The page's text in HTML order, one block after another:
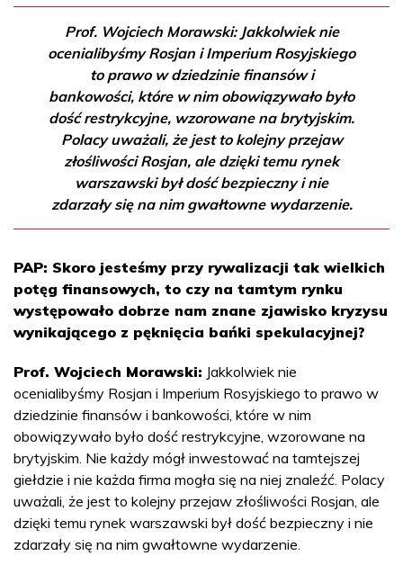
Prof. Wojciech Morawski: Jakkolwiek nie
ocenialibyśmy Rosjan i Imperium Rosyjskiego
to prawo w dziedzinie finansów i
bankowości, które w nim obowiązywało było
dość restrykcyjne, wzorowane na brytyjskim.
Polacy uważali, że jest to kolejny przejaw
złośliwości Rosjan, ale dzięki temu rynek
warszawski był dość bezpieczny i nie
zdarzały się na nim gwałtowne wydarzenie.
PAP: Skoro jesteśmy przy rywalizacji tak wielkich
potęg finansowych, to czy na tamtym rynku
występowało dobrze nam znane zjawisko kryzysu
wynikającego z pęknięcia bańki spekulacyjnej?
Prof. Wojciech Morawski: Jakkolwiek nie
ocenialibyśmy Rosjan i Imperium Rosyjskiego to prawo w
dziedzinie finansów i bankowości, które w nim
obowiązywało było dość restrykcyjne, wzorowane na
brytyjskim. Nie każdy mógł inwestować na tamtejszej
giełdzie i nie każda firma mogła się na niej znaleźć. Polacy
uważali, że jest to kolejny przejaw złośliwości Rosjan, ale
dzięki temu rynek warszawski był dość bezpieczny i nie
zdarzały się na nim gwałtowne wydarzenie.